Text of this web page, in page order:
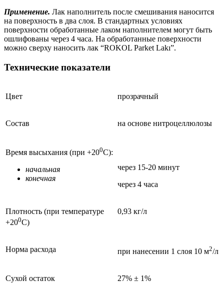
Применение. Лак наполнитель после смешивания наносится
на поверхность в два слоя. В стандартных условиях
поверхности обработанные лаком наполнителем могут быть
ошлифованы через 4 часа. На обработанные поверхности
можно сверху наносить лак “ROKOL Parket Lakı”.
Технические показатели
Цвет прозрачный
Состав на основе нитроцеллюлозы
Время высыхания (при +200С):
начальная
конечная
через 15-20 минут
через 4 часа
Плотность (при температуре
+200С)
0,93 кг/л
Норма расхода при нанесении 1 слоя 10 м2/л
Сухой остаток 27% ± 1%